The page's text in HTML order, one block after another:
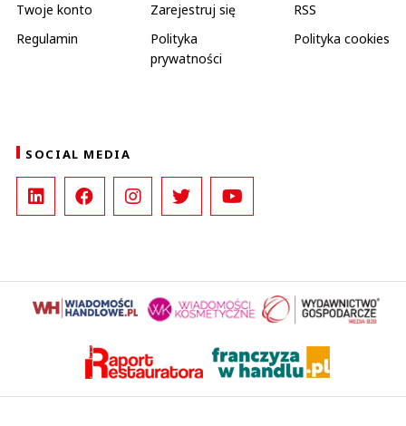
Twoje konto
Zarejestruj się
RSS
Regulamin
Polityka
prywatności
Polityka cookies
SOCIAL MEDIA